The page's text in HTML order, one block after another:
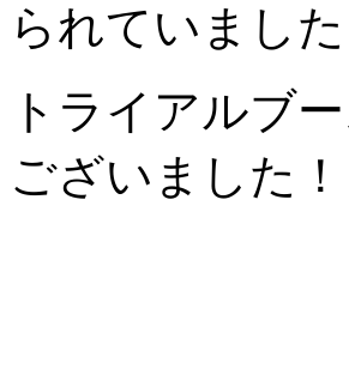
られていまし
トライアルブ
ございました